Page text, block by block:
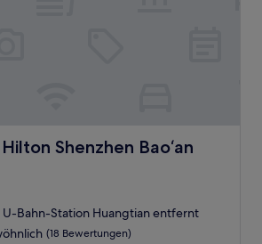
Shenzhen Bao‘an
Shenzhen Bao‘an Stadium
U-Bahn-Station Huangtian entfernt
(18 Bewertungen)